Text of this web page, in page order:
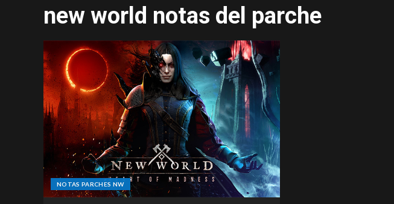
new world notas del parche
NOTAS PARCHES NW